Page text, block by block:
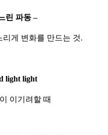
린 파동 –
게 변화를 만드는 것.
light light
이기려할 때